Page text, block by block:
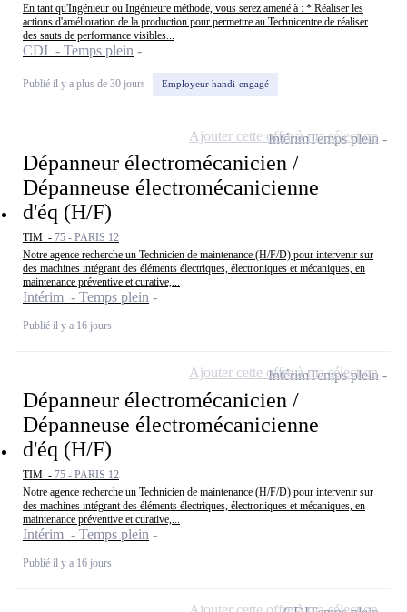
En tant qu'Ingénieur ou Ingénieure méthode, vous serez amené à : * Réaliser les
actions d'amélioration de la production pour permettre au Technicentre de réaliser
des sauts de performance visibles...
CDI - Temps plein
Publié il y a plus de 30 jours Employeur handi-engagé
Dépanneur électromécanicien /
Dépanneuse électromécanicienne
d'éq (H/F)
TIM - 75 - PARIS 12
Notre agence recherche un Technicien de maintenance (H/F/D) pour intervenir sur
des machines intégrant des éléments électriques, électroniques et mécaniques, en
maintenance préventive et curative,...
Intérim - Temps plein
Publié il y a 16 jours
IntérimTemps plein
Ajouter cette offre à ma sélection
Dépanneur électromécanicien /
Dépanneuse électromécanicienne
d'éq (H/F)
TIM - 75 - PARIS 12
Notre agence recherche un Technicien de maintenance (H/F/D) pour intervenir sur
des machines intégrant des éléments électriques, électroniques et mécaniques, en
maintenance préventive et curative,...
Intérim - Temps plein
Publié il y a 16 jours
IntérimTemps plein
Ajouter cette offre à ma sélection